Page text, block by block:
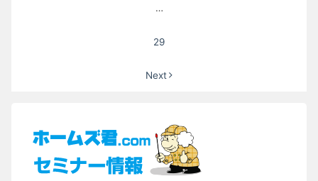
…
29
Next